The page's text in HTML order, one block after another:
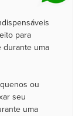
para
durante uma
ou
seu
uma